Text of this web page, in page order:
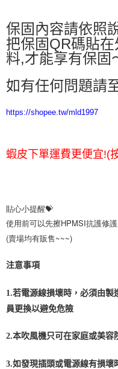
保固內容請依照
把保固QR碼貼
料,才能享有保固
如有任何問題請
https://shopee.tw/mld1997
蝦皮下單運費更便宜!(
貼心小提醒💝
使用前可以先擦HPMSI抗護修
(賣場均有販售~~~)
注意事項
1.若電源線損壞時，必須由製
員更換以避免危險
2.本吹風機只可在家庭或美容
3.如發現插頭或電源線有損壞